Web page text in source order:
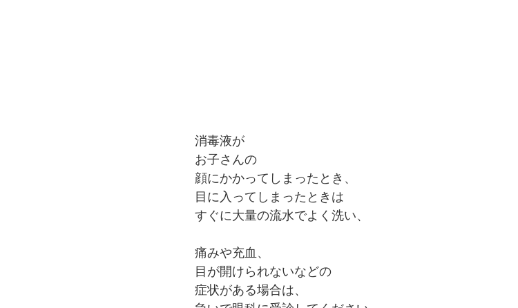
消毒液が
お子さんの
顔にかかってしまったとき、
目に入ってしまったときは
すぐに大量の流水でよく洗い、
痛みや充血、
目が開けられないなどの
症状がある場合は、